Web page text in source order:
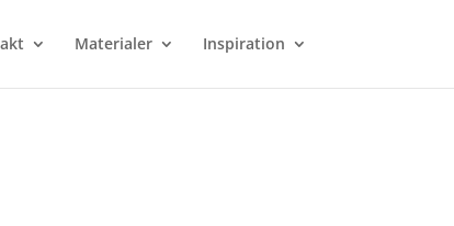
Materialer Inspiration